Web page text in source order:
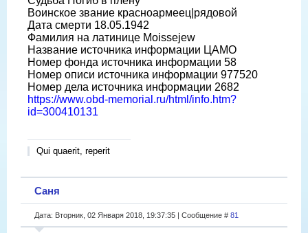
Воинское звание красноармеец|рядовой
Дата смерти 18.05.1942
Фамилия на латинице Moissejew
Название источника информации ЦАМО
Номер фонда источника информации 58
Номер описи источника информации 977520
Номер дела источника информации 2682
https://www.obd-memorial.ru/html/info.htm?
id=300410131
Qui quaerit, reperit
Саня
Дата: Вторник, 02 Января 2018, 19:37:35 | Сообщение # 81